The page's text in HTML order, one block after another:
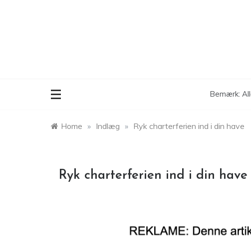
Bemærk:
Home » Indlæg » Ryk charterferien ind i din have
Ryk charterferien ind i din have